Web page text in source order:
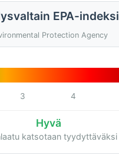
EPA-indeksi
Protection Agency
3 4
Hyvä
katsotaan tyydyttäväksi